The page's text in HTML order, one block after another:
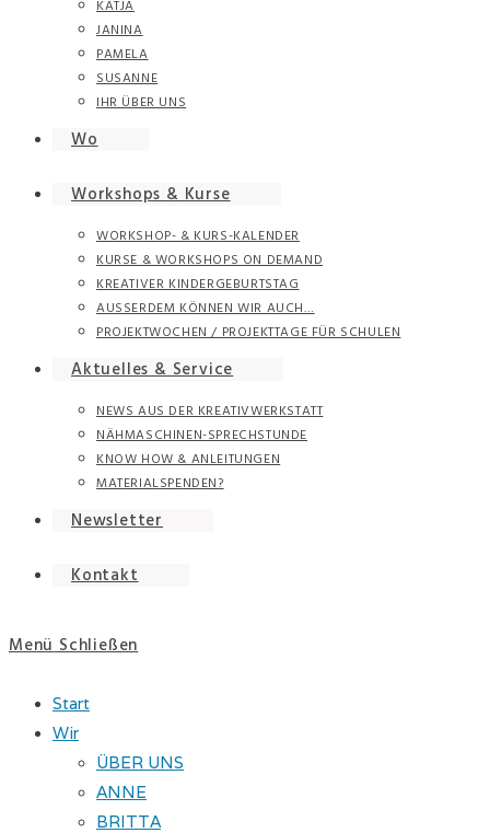
KATJA
JANINA
PAMELA
SUSANNE
IHR ÜBER UNS
Wo
Workshops & Kurse
WORKSHOP- & KURS-KALENDER
KURSE & WORKSHOPS ON DEMAND
KREATIVER KINDERGEBURTSTAG
AUSSERDEM KÖNNEN WIR AUCH…
PROJEKTWOCHEN / PROJEKTTAGE FÜR SCHULEN
Aktuelles & Service
NEWS AUS DER KREATIVWERKSTATT
NÄHMASCHINEN-SPRECHSTUNDE
KNOW HOW & ANLEITUNGEN
MATERIALSPENDEN?
Newsletter
Kontakt
Menü Schließen
Start
Wir
ÜBER UNS
ANNE
BRITTA